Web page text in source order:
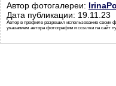
Автор фотогалереи:
Дата публикации: 19.11.23
Автор в профиле разрешил использование своих
указанием автора фотографии и ссылки на сайт